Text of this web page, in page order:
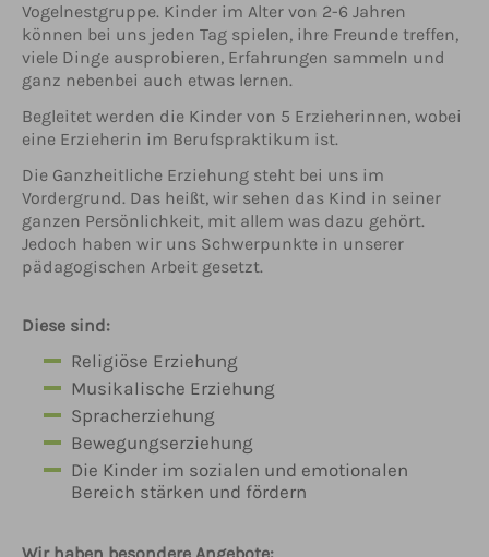
Vogelnestgruppe. Kinder im Alter von 2-6 Jahren
können bei uns jeden Tag spielen, ihre Freunde treffen,
viele Dinge ausprobieren, Erfahrungen sammeln und
ganz nebenbei auch etwas lernen.
Begleitet werden die Kinder von 5 Erzieherinnen, wobei
eine Erzieherin im Berufspraktikum ist.
Die Ganzheitliche Erziehung steht bei uns im
Vordergrund. Das heißt, wir sehen das Kind in seiner
ganzen Persönlichkeit, mit allem was dazu gehört.
Jedoch haben wir uns Schwerpunkte in unserer
pädagogischen Arbeit gesetzt.
Diese sind:
Religiöse Erziehung
Musikalische Erziehung
Spracherziehung
Bewegungserziehung
Die Kinder im sozialen und emotionalen
Bereich stärken und fördern